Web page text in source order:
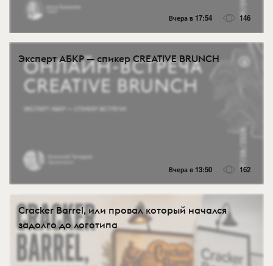
Вчера в 17:54 146
Эксперт АБКР — спикер CREATIVE BRUNCH
Вчера в 13:50 162
Cracker Barrel, или провал который начался
задолго до логотипа